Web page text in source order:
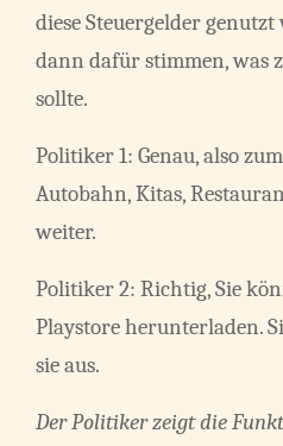
diese Steuergelder
dann dafür stimmen, was
sollte.
Politiker 1: Genau, also
Autobahn, Kitas,
weiter.
Politiker 2: Richtig, Sie
Playstore herunterladen.
sie aus.
Der Politiker zeigt die